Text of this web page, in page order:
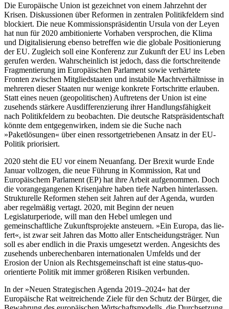
Die Europäische Union ist gezeichnet von einem Jahrzehnt der
Krisen. Diskussionen über Reformen in zentralen Politikfeldern sind
blockiert. Die neue Kommissions­präsidentin Ursula von der Leyen
hat nun für 2020 ambitionierte Vorhaben versprochen, die Klima
und Digitalisierung ebenso betreffen wie die globale Positionierung
der EU. Zugleich soll eine Konferenz zur Zukunft der EU ins Leben
gerufen werden. Wahrscheinlich ist jedoch, dass die fortschreitende
Fragmentierung im Europäischen Parlament sowie verhärtete
Fronten zwischen Mitgliedstaaten und instabile Machtverhältnisse in
mehreren dieser Staaten nur wenige konkrete Fortschritte erlauben.
Statt eines neuen (geopolitischen) Auftretens der Union ist eine
zusehends stärkere Ausdifferenzierung ihrer Handlungsfähigkeit
nach Politikfeldern zu beobachten. Die deutsche Ratspräsidentschaft
könnte dem entgegenwirken, indem sie die Suche nach
»Paketlösungen« über einen ressortgetriebenen Ansatz in der EU-
Politik priorisiert.
2020 steht die EU vor einem Neuanfang. Der Brexit wurde Ende
Januar vollzogen, die neue Führung in Kommission, Rat und
Europäischem Parlament (EP) hat ihre Ar­beit aufgenommen. Doch
die vorangegan­genen Krisenjahre haben tiefe Narben hin­ter­lassen.
Strukturelle Reformen stehen seit Jahren auf der Agenda, wurden
aber regel­mäßig vertagt. 2020, mit Beginn der neuen
Legislaturperiode, will man den Hebel um­legen und
gemeinschaftliche Zukunfts­projekte ansteuern. »Ein Europa, das lie­
fert«, ist zwar seit Jahren das Motto aller Entscheidungsträger. Nun
soll es aber end­lich in die Praxis umgesetzt werden. An­gesichts des
zusehends unberechenbaren internationalen Umfelds und der
Erosion der Union als Rechtsgemeinschaft ist eine status-quo-
orientierte Politik mit immer größeren Risiken verbunden.
In der »Neuen Strategischen Agenda 2019–2024« hat der
Europäische Rat weit­reichende Ziele für den Schutz der Bürger, die